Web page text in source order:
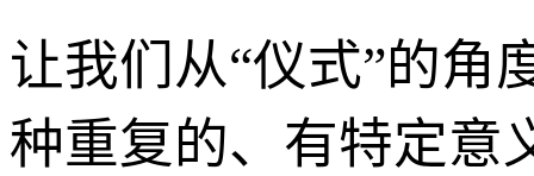
让我们从“仪式”的角
种重复的、有特定意